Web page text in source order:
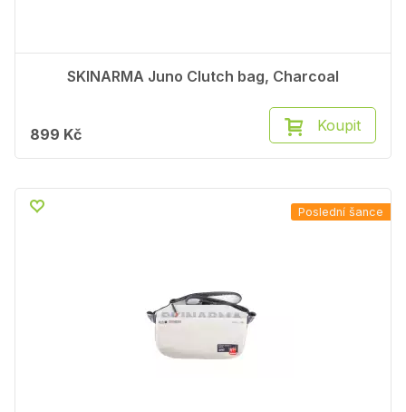
SKINARMA Juno Clutch bag, Charcoal
899 Kč Koupit
Poslední šance